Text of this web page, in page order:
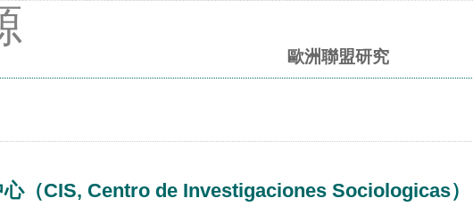
歐洲聯盟研究
（CIS, Centro de Investigaciones Sociologicas）